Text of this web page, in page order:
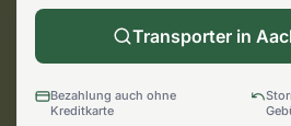
Transporter in
Bezahlung auch ohne
Kreditkarte